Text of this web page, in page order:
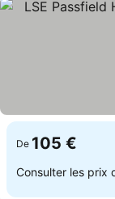
De 105 €
Consulter les prix